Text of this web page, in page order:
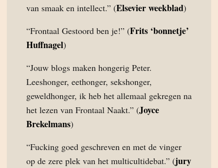
van smaak en intellect.” (Elsevier weekblad)
“Frontaal Gestoord ben je!” (Frits ‘bonnetje’
Huffnagel)
“Jouw blogs maken hongerig Peter.
Leeshonger, eethonger, sekshonger,
geweldhonger, ik heb het allemaal gekregen na
het lezen van Frontaal Naakt.” (Joyce
Brekelmans)
“Fucking goed geschreven en met de vinger
op de zere plek van het multicultidebat.” (jury